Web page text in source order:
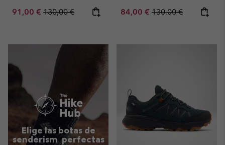
Sale price:
91,00 € Regular price:
130,00 € Sale price:
84,00 € Regular price:
130,00 €
Elige las botas de
senderism perfectas